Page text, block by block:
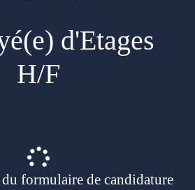
d'Etages
H/F
formulaire de candidature